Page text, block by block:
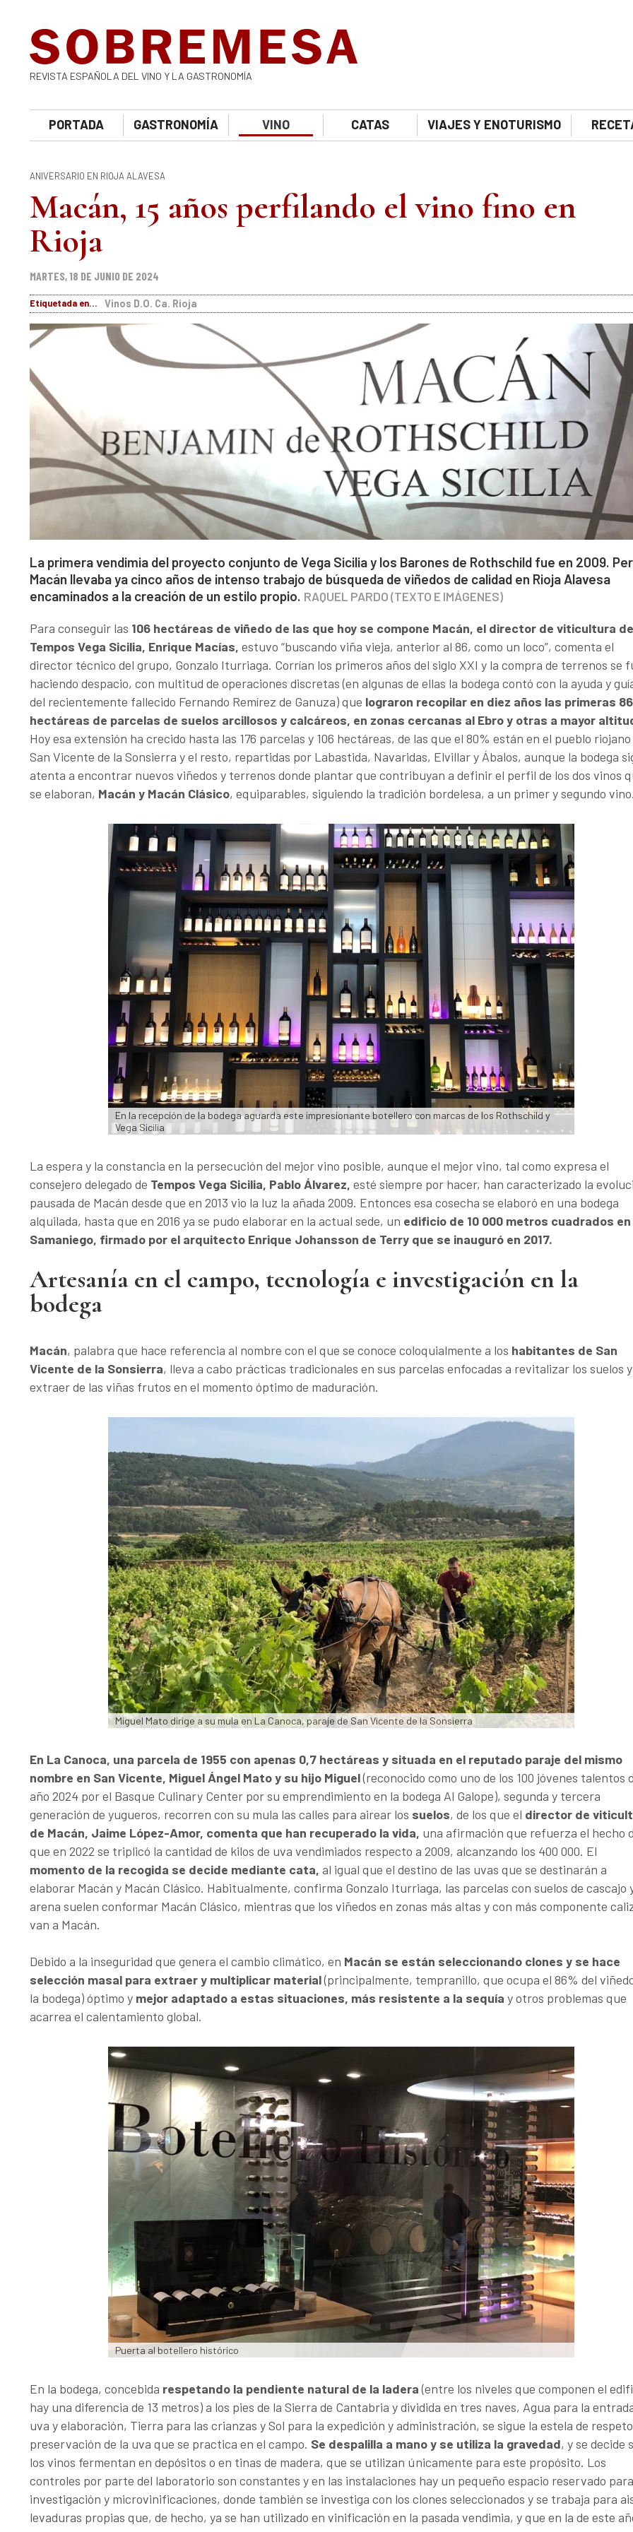
REVISTA ESPAÑOLA DEL VINO Y LA GASTRONOMÍA
PORTADA GASTRONOMÍA VINO CATAS VIAJES Y ENOTURISMO
ANIVERSARIO EN RIOJA ALAVESA
Macán, 15 años perfilando el vino fino en
Rioja
MARTES, 18 DE JUNIO DE 2024
Etiquetada en... Vinos D.O. Ca. Rioja
La primera vendimia del proyecto conjunto de Vega Sicilia y los Barones de Rothschild fue en 2009.
Macán llevaba ya cinco años de intenso trabajo de búsqueda de viñedos de calidad en Rioja Alavesa
encaminados a la creación de un estilo propio. RAQUEL PARDO (TEXTO E IMÁGENES)
Para conseguir las 106 hectáreas de viñedo de las que hoy se compone Macán, el director de viticultura de
Tempos Vega Sicilia, Enrique Macías, estuvo “buscando viña vieja, anterior al 86, como un loco”, comenta el
director técnico del grupo, Gonzalo Iturriaga. Corrían los primeros años del siglo XXI y la compra de terrenos se
haciendo despacio, con multitud de operaciones discretas (en algunas de ellas la bodega contó con la ayuda y
del recientemente fallecido Fernando Remírez de Ganuza) que lograron recopilar en diez años las primeras 86
hectáreas de parcelas de suelos arcillosos y calcáreos, en zonas cercanas al Ebro y otras a mayor
Hoy esa extensión ha crecido hasta las 176 parcelas y 106 hectáreas, de las que el 80% están en el pueblo riojano
San Vicente de la Sonsierra y el resto, repartidas por Labastida, Navaridas, Elvillar y Ábalos, aunque la bodega
atenta a encontrar nuevos viñedos y terrenos donde plantar que contribuyan a definir el perfil de los dos vinos
se elaboran, Macán y Macán Clásico, equiparables, siguiendo la tradición bordelesa, a un primer y segundo
En la recepción de la bodega aguarda este impresionante botellero con marcas de los Rothschild y
Vega Sicilia
La espera y la constancia en la persecución del mejor vino posible, aunque el mejor vino, tal como expresa el
consejero delegado de Tempos Vega Sicilia, Pablo Álvarez, esté siempre por hacer, han caracterizado la
pausada de Macán desde que en 2013 vio la luz la añada 2009. Entonces esa cosecha se elaboró en una bodega
alquilada, hasta que en 2016 ya se pudo elaborar en la actual sede, un edificio de 10 000 metros cuadrados en
Samaniego, firmado por el arquitecto Enrique Johansson de Terry que se inauguró en 2017.
Artesanía en el campo, tecnología e investigación en la
bodega
Macán, palabra que hace referencia al nombre con el que se conoce coloquialmente a los habitantes de San
Vicente de la Sonsierra, lleva a cabo prácticas tradicionales en sus parcelas enfocadas a revitalizar los suelos y
extraer de las viñas frutos en el momento óptimo de maduración.
Miguel Mato dirige a su mula en La Canoca, paraje de San Vicente de la Sonsierra
En La Canoca, una parcela de 1955 con apenas 0,7 hectáreas y situada en el reputado paraje del mismo
nombre en San Vicente, Miguel Ángel Mato y su hijo Miguel(reconocido como uno de los 100 jóvenes talentos
año 2024 por el Basque Culinary Center por su emprendimiento en la bodega Al Galope), segunda y tercera
generación de yugueros, recorren con su mula las calles para airear los suelos, de los que el director de
de Macán, Jaime López-Amor, comenta que han recuperado la vida, una afirmación que refuerza el hecho
que en 2022 se triplicó la cantidad de kilos de uva vendimiados respecto a 2009, alcanzando los 400 000. El
momento de la recogida se decide mediante cata, al igual que el destino de las uvas que se destinarán a
elaborar Macán y Macán Clásico. Habitualmente, confirma Gonzalo Iturriaga, las parcelas con suelos de cascajo
arena suelen conformar Macán Clásico, mientras que los viñedos en zonas más altas y con más componente
van a Macán.
Debido a la inseguridad que genera el cambio climático, en Macán se están seleccionando clones y se hace
selección masal para extraer y multiplicar material(principalmente, tempranillo, que ocupa el 86% del
la bodega) óptimo y mejor adaptado a estas situaciones, más resistente a la sequía y otros problemas que
acarrea el calentamiento global.
Puerta al botellero histórico
En la bodega, concebida respetando la pendiente natural de la ladera(entre los niveles que componen el
hay una diferencia de 13 metros) a los pies de la Sierra de Cantabria y dividida en tres naves, Agua para la
uva y elaboración, Tierra para las crianzas y Sol para la expedición y administración, se sigue la estela de
preservación de la uva que se practica en el campo. Se despalilla a mano y se utiliza la gravedad, y se decide
los vinos fermentan en depósitos o en tinas de madera, que se utilizan únicamente para este propósito. Los
controles por parte del laboratorio son constantes y en las instalaciones hay un pequeño espacio reservado para
investigación y microvinificaciones, donde también se investiga con los clones seleccionados y se trabaja para
levaduras propias que, de hecho, ya se han utilizado en vinificación en la pasada vendimia, y que en la de este